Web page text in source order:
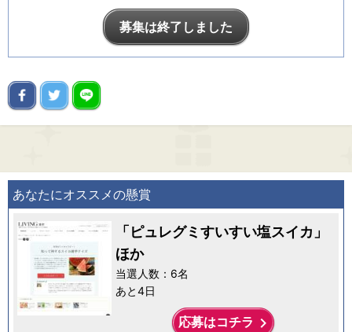
募集は終了しました
あなたにオススメの懸賞
「ピュレグミすいすい塩スイカ」
ほか
当選人数：6名
あと4日
応募はコチラ keyboard_arrow_right